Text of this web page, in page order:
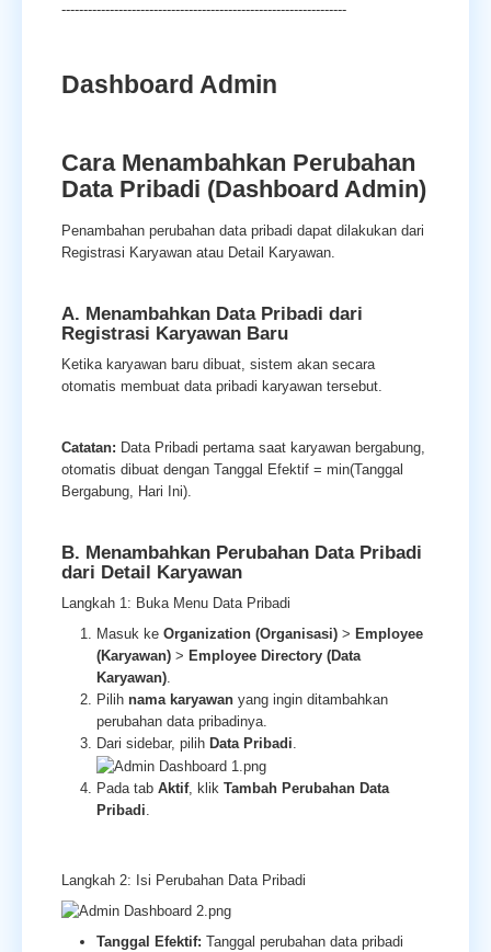
-----------------------------------------------------------------
Dashboard Admin
Cara Menambahkan Perubahan
Data Pribadi (Dashboard Admin)
Penambahan perubahan data pribadi dapat dilakukan dari
Registrasi Karyawan atau Detail Karyawan.
A. Menambahkan Data Pribadi dari
Registrasi Karyawan Baru
Ketika karyawan baru dibuat, sistem akan secara
otomatis membuat data pribadi karyawan tersebut.
Catatan: Data Pribadi pertama saat karyawan bergabung,
otomatis dibuat dengan Tanggal Efektif = min(Tanggal
Bergabung, Hari Ini).
B. Menambahkan Perubahan Data Pribadi
dari Detail Karyawan
Langkah 1: Buka Menu Data Pribadi
Masuk ke Organization (Organisasi) > Employee
(Karyawan) > Employee Directory (Data
Karyawan).
Pilih nama karyawan yang ingin ditambahkan
perubahan data pribadinya.
Dari sidebar, pilih Data Pribadi.
Pada tab Aktif, klik Tambah Perubahan Data
Pribadi
Langkah 2: Isi Perubahan Data Pribadi
Tanggal Efektif: Tanggal perubahan data pribadi